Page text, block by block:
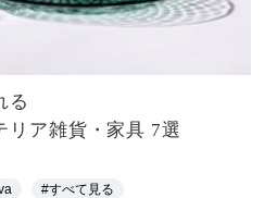
る
リア雑貨・家具 7選
#すべて見る